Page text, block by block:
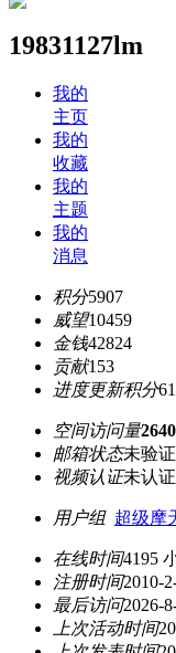
19831127lm
我的
主页
我的
收藏
我的
主题
我的
消息
积分5907
威望10459
金钱42824
贡献153
进度更新积分
空间访问量2640
邮箱状态未验证
视频认证未认证
用户组 超级摩
在线时间4195
注册时间2010-
最后访问2026-
上次活动时间